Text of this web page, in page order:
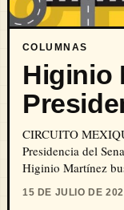
COLUMNAS
Higinio
CIRCUITO
Presidencia del
Higinio Martínez
15 DE JULIO DE